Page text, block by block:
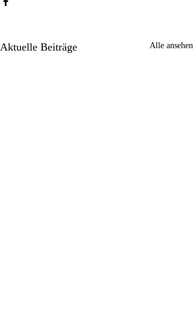
Aktuelle Beiträge Alle ansehen